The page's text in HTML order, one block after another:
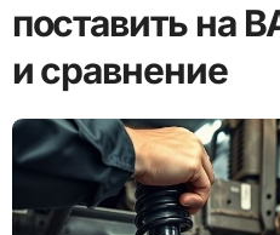
поставить на
и сравнение